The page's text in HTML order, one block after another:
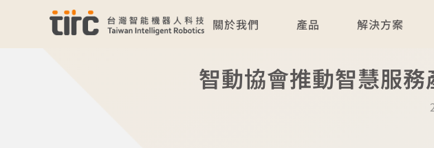
關於我們 產品 解決方案
智動協會推動智慧服